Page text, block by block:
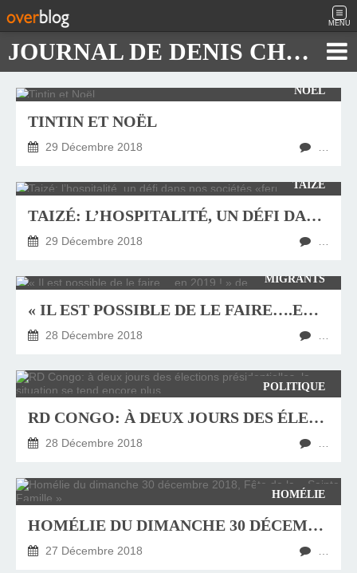
MENU
JOURNAL DE DENIS CHAUTARD
NOËL
TINTIN ET NOËL
29 Décembre 2018
TAIZÉ
TAIZÉ: L’HOSPITALITÉ, UN DÉFI DANS NOS SOCIÉTÉS «FERMÉES»
29 Décembre 2018
MIGRANTS
« IL EST POSSIBLE DE LE FAIRE….EN 2019 ! » DE PIERRE HENRY
28 Décembre 2018
POLITIQUE
RD CONGO: À DEUX JOURS DES ÉLECTIONS PRÉSIDENTIELLES, LA SITUATION SE TEND ENCORE PLUS
28 Décembre 2018
HOMÉLIE
HOMÉLIE DU DIMANCHE 30 DÉCEMBRE 2018, FÊTE DE LA « SAINTE FAMILLE »
27 Décembre 2018